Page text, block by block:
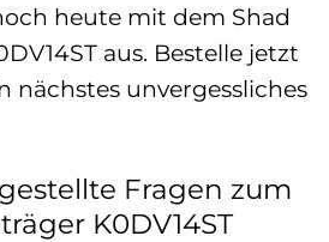
heute mit dem Shad
aus. Bestelle jetzt
nächstes unvergessliches
Fragen zum
K0DV14ST